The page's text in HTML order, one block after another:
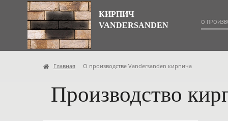
КИРПИЧ
VANDERSANDEN
О
Главная О производстве Vandersanden кирпича
Производство